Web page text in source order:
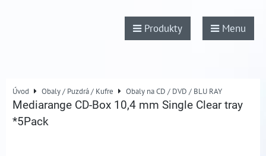
Produkty Menu
Úvod Obaly / Puzdrá / Kufre Obaly na CD / DVD / BLU RAY
Mediarange CD-Box 10,4 mm Single Clear tray
*5Pack